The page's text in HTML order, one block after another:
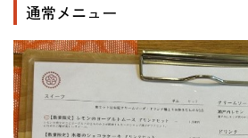
通常メニュー